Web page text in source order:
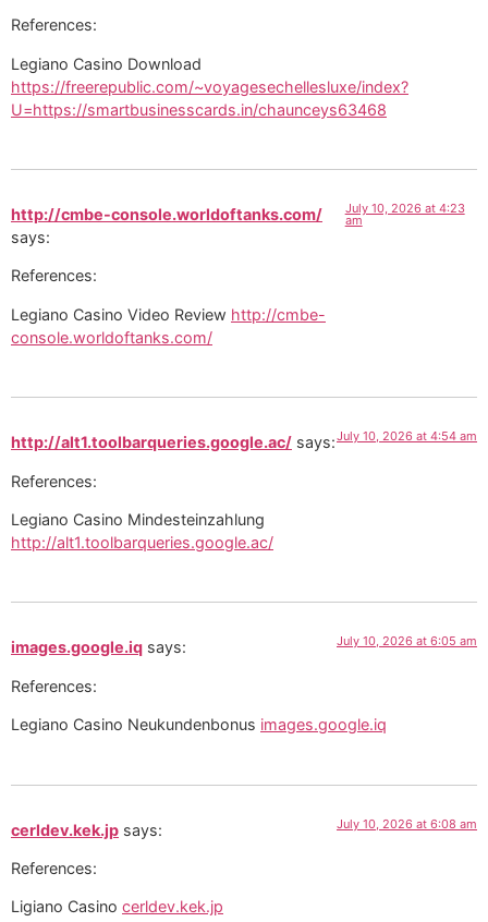
References:
Legiano Casino Download
https://freerepublic.com/~voyagesechellesluxe/index?
U=https://smartbusinesscards.in/chaunceys63468
http://cmbe-console.worldoftanks.com/
says:
July 10, 2026 at 4:23
am
References:
Legiano Casino Video Review http://cmbe-
console.worldoftanks.com/
http://alt1.toolbarqueries.google.ac/ says:July 10, 2026 at 4:54 am
References:
Legiano Casino Mindesteinzahlung
http://alt1.toolbarqueries.google.ac/
images.google.iq says: July 10, 2026 at 6:05 am
References:
Legiano Casino Neukundenbonus images.google.iq
cerldev.kek.jp says: July 10, 2026 at 6:08 am
References:
Ligiano Casino cerldev.kek.jp